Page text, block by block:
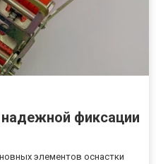
фиксации
элементов оснастки